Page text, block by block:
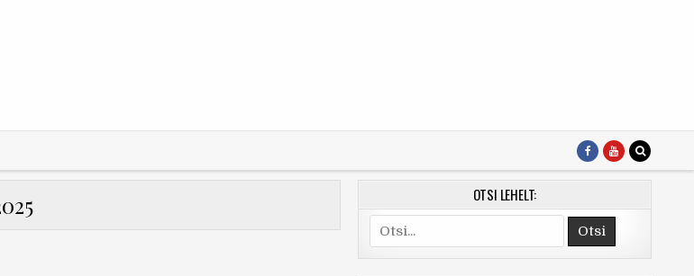
OTSI LEHELT:
Search
for: